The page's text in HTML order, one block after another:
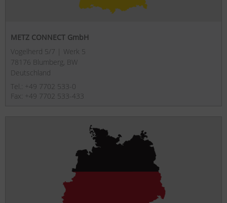
METZ CONNECT GmbH
Vogelherd 5/7 | Werk 5
78176 Blumberg, BW
Deutschland
Tel.: +49 7702 533-0
Fax: +49 7702 533-433